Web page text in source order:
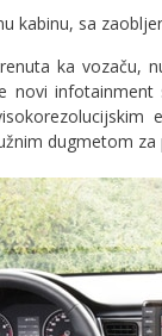
kabinu, sa
ka vozaču,
novi infotainment
dugmetom